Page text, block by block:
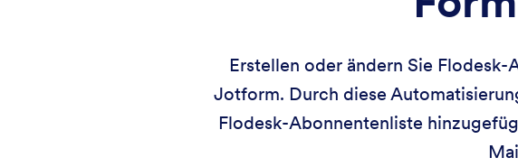
Erstellen oder ändern Sie
Jotform. Durch diese
Flodesk-Abonnentenliste